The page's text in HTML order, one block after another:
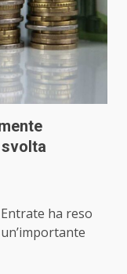
svolta
ha reso